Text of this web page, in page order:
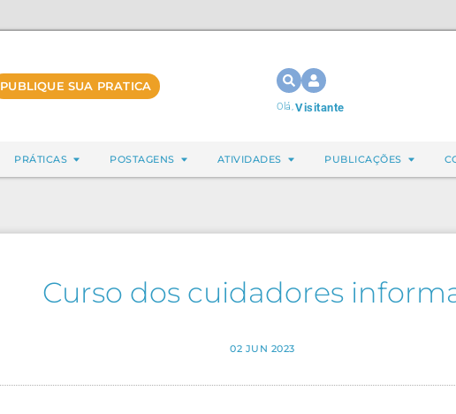
PUBLIQUE SUA PRATICA
Olá,Visitante
PRÁTICAS POSTAGENS ATIVIDADES PUBLICAÇÕES
Curso dos cuidadores
02 JUN 2023